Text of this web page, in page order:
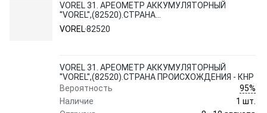
VOREL 31. АРЕОМЕТР АККУМУЛЯТОРНЫЙ
''VOREL'',(82520).СТРАНА
ПРОИСХОЖДЕНИЯ - КНР
VOREL82520
VOREL 31. АРЕОМЕТР АККУМУЛЯТОРНЫЙ
''VOREL'',(82520).СТРАНА ПРОИСХОЖДЕНИЯ - КНР
Вероятность
95%
Наличие
1 шт.